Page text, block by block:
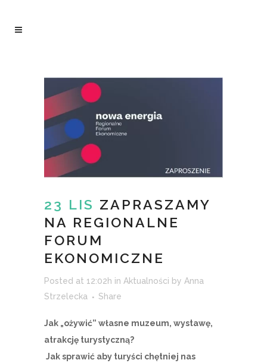
23 LIS ZAPRASZAMY
NA REGIONALNE
FORUM
EKONOMICZNE
Posted at 12:02h in Aktualności by Anna
Strzelecka
Share
Jak „ożywić” własne muzeum, wystawę,
atrakcję turystyczną?
Jak sprawić aby turyści chętniej nas